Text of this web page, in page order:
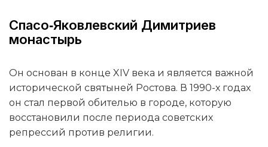
Спасо‑Яковлевский Димитриев
монастырь
Он основан в конце XIV века и является важной
исторической святыней Ростова. В 1990-х годах
он стал первой обителью в городе, которую
восстановили после периода советских
репрессий против религии.